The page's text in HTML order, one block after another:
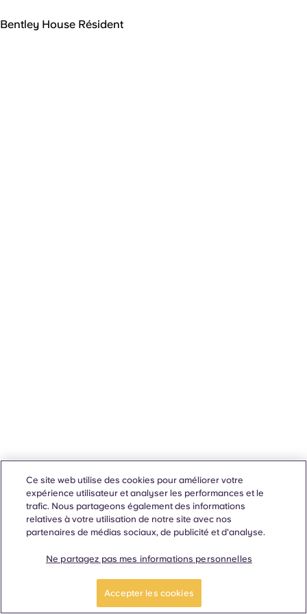
Bentley House Résident
Ce site web utilise des cookies pour améliorer votre
expérience utilisateur et analyser les performances et le
trafic. Nous partageons également des informations
relatives à votre utilisation de notre site avec nos
partenaires de médias sociaux, de publicité et d'analyse.
Ne partagez pas mes informations personnelles
Accepter les cookies